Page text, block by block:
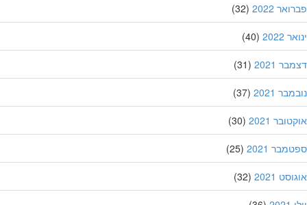
2022
(32)
2022
(40)
2021
(31)
2021
(37)
2021
(30)
2021
(25)
2021
(32)